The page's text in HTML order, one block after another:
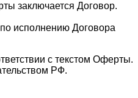
заключается Договор.
исполнению Договора
с текстом Оферты.
РФ.